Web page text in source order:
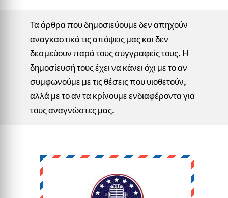
Τα άρθρα που δημοσιεύουμε δεν απηχούν
αναγκαστικά τις απόψεις μας και δεν
δεσμεύουν παρά τους συγγραφείς τους. Η
δημοσίευσή τους έχει να κάνει όχι με το αν
συμφωνούμε με τις θέσεις που υιοθετούν,
αλλά με το αν τα κρίνουμε ενδιαφέροντα για
τους αναγνώστες μας.